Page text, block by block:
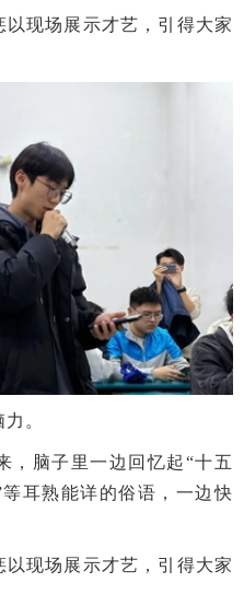
现场展示才艺，引得大家
。
脑子里一边回忆起“十五
耳熟能详的俗语，一边快
现场展示才艺，引得大家